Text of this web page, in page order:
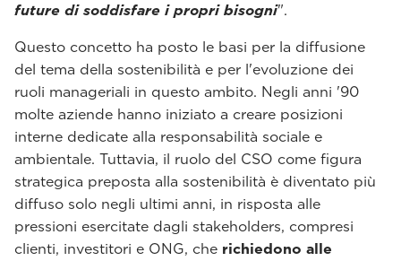
future di soddisfare i propri bisogni".
Questo concetto ha posto le basi per la diffusione
del tema della sostenibilità e per l'evoluzione dei
ruoli manageriali in questo ambito. Negli anni '90
molte aziende hanno iniziato a creare posizioni
interne dedicate alla responsabilità sociale e
ambientale. Tuttavia, il ruolo del CSO come figura
strategica preposta alla sostenibilità è diventato più
diffuso solo negli ultimi anni, in risposta alle
pressioni esercitate dagli stakeholders, compresi
clienti, investitori e ONG, che richiedono alle